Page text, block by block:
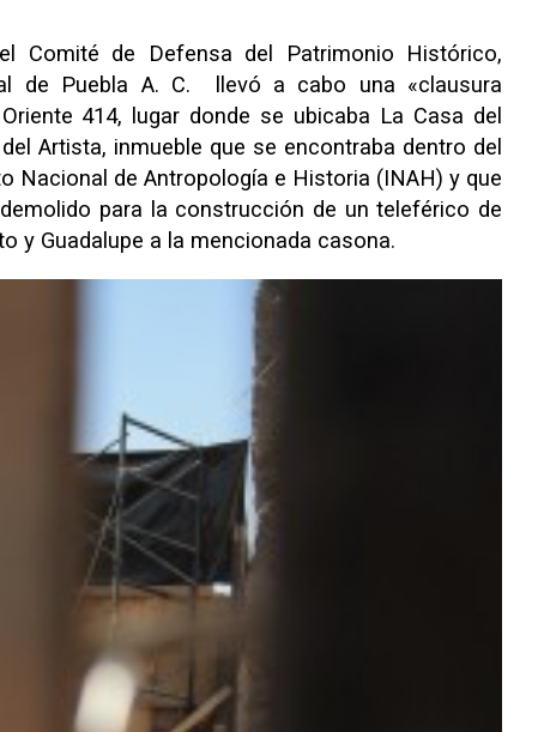
Comité de Defensa del Patrimonio Histórico,
de Puebla A. C. llevó a cabo una «clausura
414, lugar donde se ubicaba La Casa del
Artista, inmueble que se encontraba dentro del
Nacional de Antropología e Historia (INAH) y que
para la construcción de un teleférico de
y Guadalupe a la mencionada casona.